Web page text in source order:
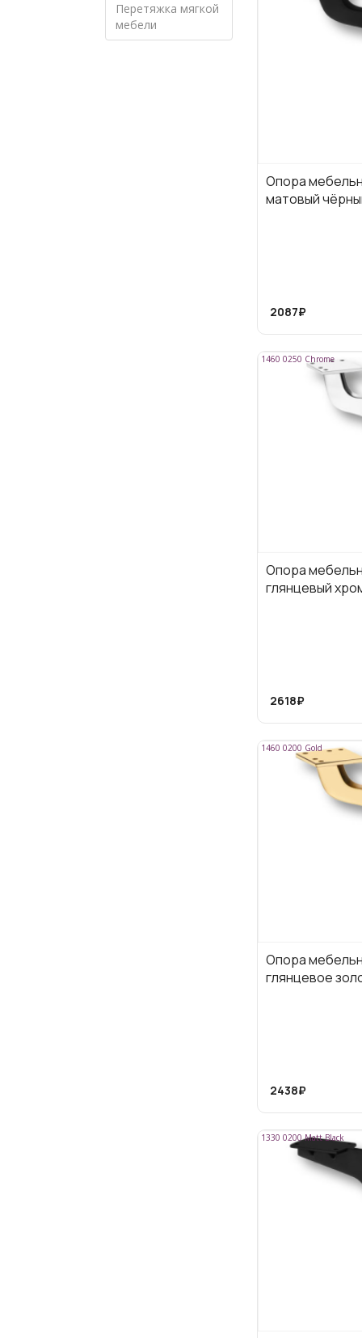
Перетяжка мягкой
мебели
Опора
матовый
2087₽
1460 0250 Chrome
Опора
глянцевый
2618₽
1460 0200 Gold
Опора
глянцевое
2438₽
1330 0200 Matt Black